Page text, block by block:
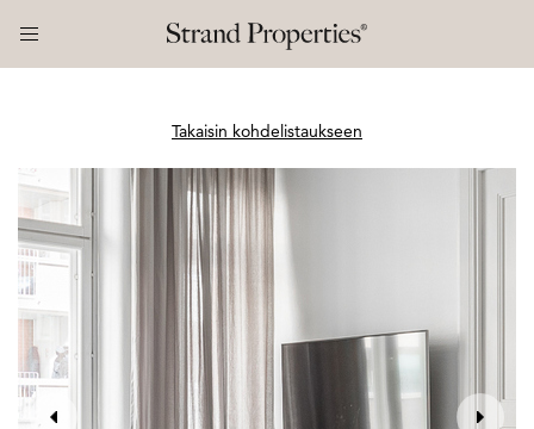
Takaisin kohdelistaukseen